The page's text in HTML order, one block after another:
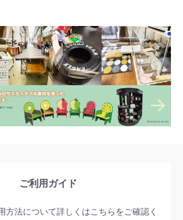
ご利用ガイド
方法について詳しくはこちらをご確認く